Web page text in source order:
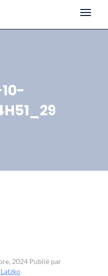
Toggle
2024 Publié par